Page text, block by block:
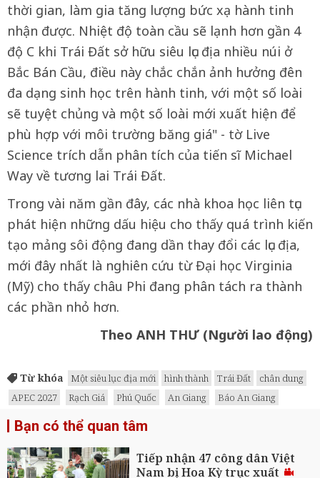
thời gian, làm gia tăng lượng bức xạ hành tinh
nhận được. Nhiệt độ toàn cầu sẽ lạnh hơn gần 4
độ C khi Trái Đất sở hữu siêu lục địa nhiều núi ở
Bắc Bán Cầu, điều này chắc chắn ảnh hưởng đên
đa dạng sinh học trên hành tinh, với một số loài
sẽ tuyệt chủng và một số loài mới xuất hiện để
phù hợp với môi trường băng giá" - tờ Live
Science trích dẫn phân tích của tiến sĩ Michael
Way về tương lai Trái Đất.
Trong vài năm gần đây, các nhà khoa học liên tục
phát hiện những dấu hiệu cho thấy quá trình kiến
tạo mảng sôi động đang dần thay đổi các lục địa,
mới đây nhất là nghiên cứu từ Đại học Virginia
(Mỹ) cho thấy châu Phi đang phân tách ra thành
các phần nhỏ hơn.
Theo ANH THƯ (Người lao động)
Từ khóa Một siêu lục địa mới hình thành Trái Đất
chân dung
APEC 2027
Rạch Giá Phú Quốc An Giang Báo An Giang
Bạn có thể quan tâm
Tiếp nhận 47 công dân Việt
Nam bị Hoa Kỳ trục xuất